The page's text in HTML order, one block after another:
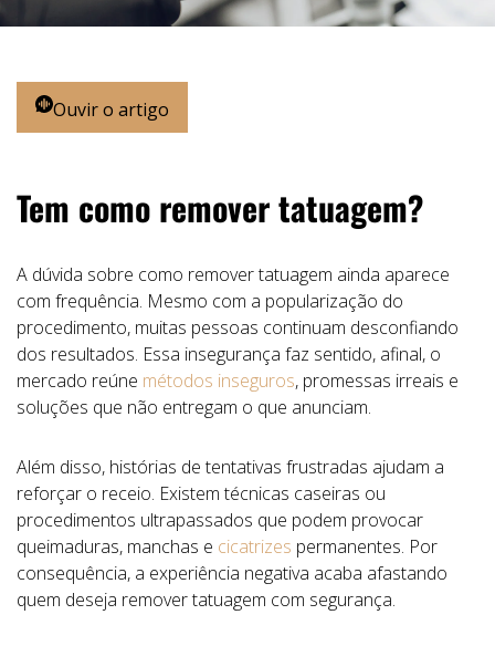
Ouvir o artigo
Tem como remover tatuagem?
A dúvida sobre como remover tatuagem ainda aparece
com frequência. Mesmo com a popularização do
procedimento, muitas pessoas continuam desconfiando
dos resultados. Essa insegurança faz sentido, afinal, o
mercado reúne métodos inseguros, promessas irreais e
soluções que não entregam o que anunciam.
Além disso, histórias de tentativas frustradas ajudam a
reforçar o receio. Existem técnicas caseiras ou
procedimentos ultrapassados que podem provocar
queimaduras, manchas e cicatrizes permanentes. Por
consequência, a experiência negativa acaba afastando
quem deseja remover tatuagem com segurança.